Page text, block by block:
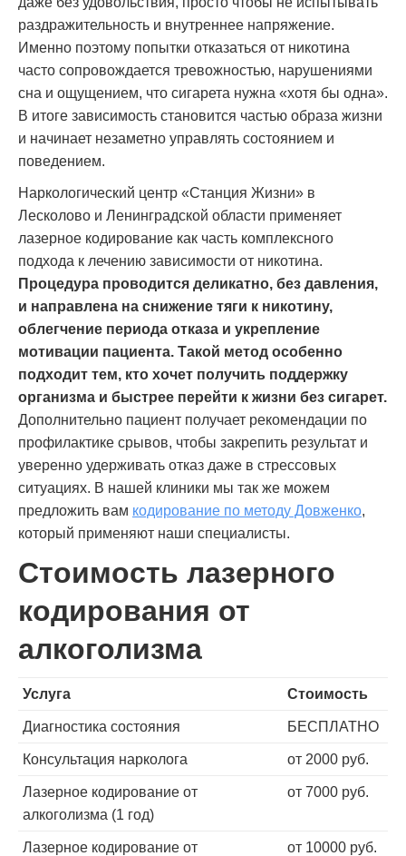
раздражительность и внутреннее напряжение.
Именно поэтому попытки отказаться от никотина
часто сопровождается тревожностью, нарушениями
сна и ощущением, что сигарета нужна «хотя бы одна».
В итоге зависимость становится частью образа жизни
и начинает незаметно управлять состоянием и
поведением.
Наркологический центр «Станция Жизни» в
Лесколово и Ленинградской области применяет
лазерное кодирование как часть комплексного
подхода к лечению зависимости от никотина.
Процедура проводится деликатно, без давления,
и направлена на снижение тяги к никотину,
облегчение периода отказа и укрепление
мотивации пациента. Такой метод особенно
подходит тем, кто хочет получить поддержку
организма и быстрее перейти к жизни без сигарет.
Дополнительно пациент получает рекомендации по
профилактике срывов, чтобы закрепить результат и
уверенно удерживать отказ даже в стрессовых
ситуациях. В нашей клиники мы так же можем
предложить вам кодирование по методу Довженко,
который применяют наши специалисты.
Стоимость лазерного
кодирования от
алкоголизма
Услуга Стоимость
Диагностика состояния БЕСПЛАТНО
Консультация нарколога от 2000 руб.
Лазерное кодирование от
алкоголизма (1 год)
от 7000 руб.
Лазерное кодирование от
от 10000 руб.